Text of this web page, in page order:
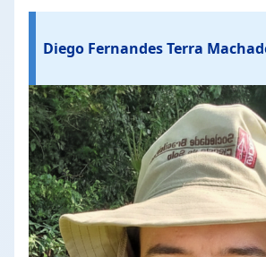
Diego Fernandes Terra